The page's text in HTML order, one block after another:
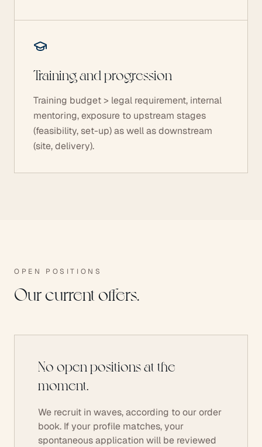
Training and progression
Training budget > legal requirement, internal
mentoring, exposure to upstream stages
(feasibility, set-up) as well as downstream
(site, delivery).
OPEN POSITIONS
Our current offers.
No open positions at the
moment.
We recruit in waves, according to our order
book. If your profile matches, your
spontaneous application will be reviewed